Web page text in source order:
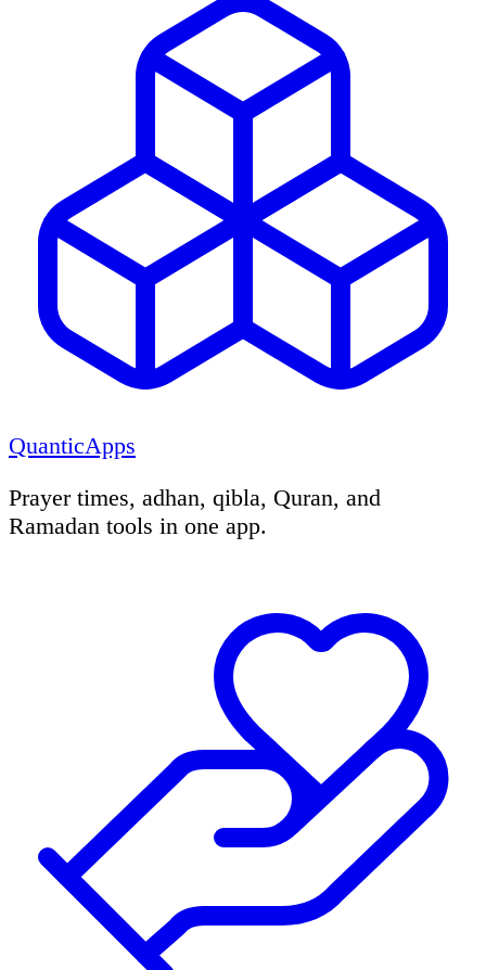
QuanticApps
Prayer times, adhan, qibla, Quran, and
Ramadan tools in one app.